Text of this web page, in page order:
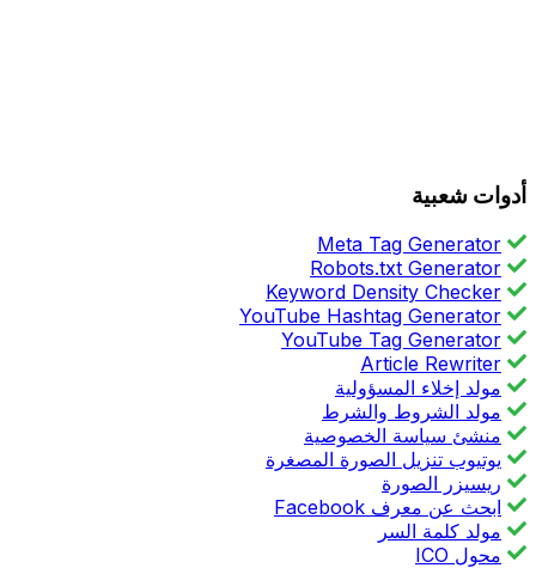
أدوات شعبية
Meta Tag Generator
Robots.txt Generator
Keyword Density Checker
YouTube Hashtag Generator
YouTube Tag Generator
Article Rewriter
مولد إخلاء المسؤولية
مولد الشروط والشرط
منشئ سياسة الخصوصية
يوتيوب تنزيل الصورة المصغرة
ريسيزر الصورة
ابحث عن معرف Facebook
مولد كلمة السر
محول ICO